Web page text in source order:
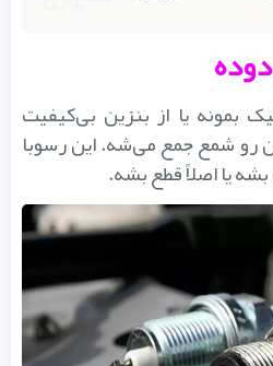
بمونه یا از بنزین بی‌کیفیت
رو شمع جمع می‌شه. این رسوبا
اصلاً قطع بشه.